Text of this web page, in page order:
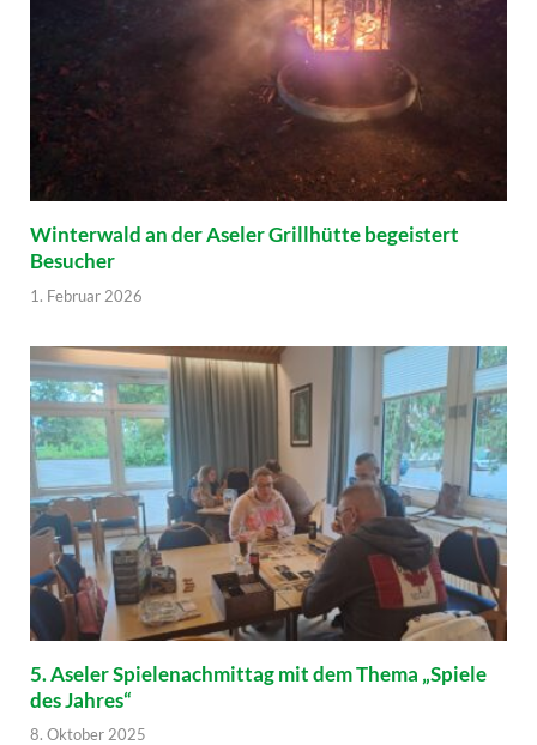
Winterwald an der Aseler Grillhütte begeistert
Besucher
1. Februar 2026
5. Aseler Spielenachmittag mit dem Thema „Spiele
des Jahres“
8. Oktober 2025